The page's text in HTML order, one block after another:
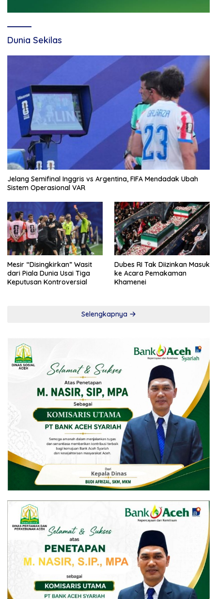
Dunia Sekilas
Jelang Semifinal Inggris vs Argentina, FIFA Mendadak Ubah
Sistem Operasional VAR
Mesir “Disingkirkan” Wasit
dari Piala Dunia Usai Tiga
Keputusan Kontroversial
Dubes RI Tak Diizinkan Masuk
ke Acara Pemakaman
Khamenei
Selengkapnya